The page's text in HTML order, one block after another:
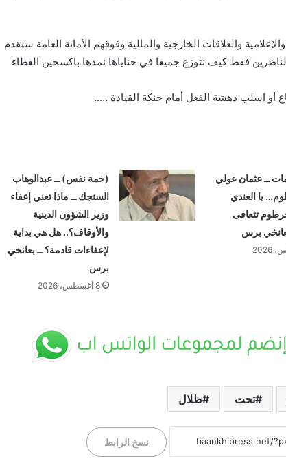
والعلاقات الخارجية والمالية وفوقهم الأمانة العامة ستقدم
فقط كيف نتوزع جميعا في حناياها نمدها باكسجين العطاء
أو اسلب دهشة الفعل أمام حنكة القيادة …..
ــ عثمان عولي
يا العندي
تتعافى
برس
(خمة نفس) ــ عبدالوهاب
السنجك ــ ماذا تعني إعفاء
وزير الشؤون الدينية
والأوقاف؟.. هل هي بداية
لإعفاءات قادمة؟ ــ بعانخي
برس
8 أغسطس، 2026
تحت ظلال
نسخ الرابط
*خالد الإعيسر يكتب .. دولة القانون.. لا لون ولا
بعانخي برس